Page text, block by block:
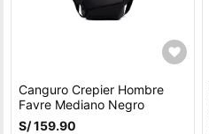
Canguro Crepier Hombre
Favre Mediano Negro
S/ 159.90